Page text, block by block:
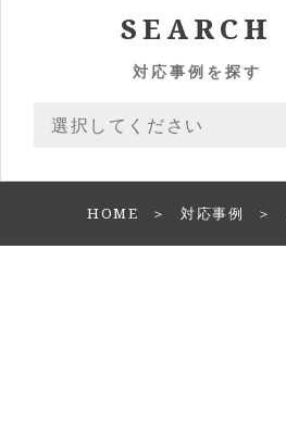
SEARCH
対応事例を探す
HOME 対応事例